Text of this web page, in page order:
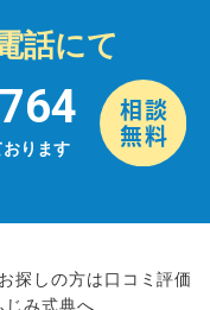
話にて
ります
探しの方は口コミ評価
じみ式典へ